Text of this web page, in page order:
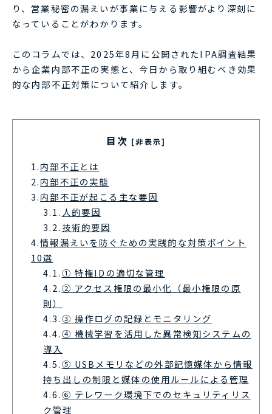
り、営業秘密の漏えいが事業に与える影響がより深刻に
なっていることがわかります。
このコラムでは、2025年8月に公開されたIPA調査結果
から企業内部不正の実態と、今日から取り組むべき効果
的な内部不正対策について紹介します。
目次 [非表示]
1.内部不正とは
2.内部不正の実態
3.内部不正が起こる主な要因
3.1. 人的要因
3.2. 技術的要因
4.情報漏えいを防ぐための実践的な対策ポイント
10選
4.1.① 特権IDの適切な管理
4.2.② アクセス権限の最小化（最小権限の原
則）
4.3.③ 操作ログの記録とモニタリング
4.4.④ 機械学習を活用した異常検知システムの
導入
4.5.⑤ USBメモリなどの外部記憶媒体から情報
持ち出しの制限と媒体の使用ルールによる管理
4.6.⑥ テレワーク環境下でのセキュリティリス
ク管理